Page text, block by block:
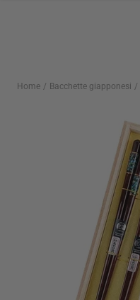
Home Bacchette giapponesi